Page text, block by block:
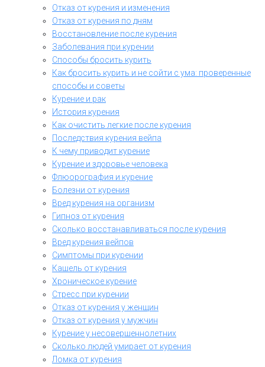
Отказ от курения и изменения
Отказ от курения по дням
Восстановление после курения
Заболевания при курении
Способы бросить курить
Как бросить курить и не сойти с ума: проверенные
способы и советы
Курение и рак
История курения
Как очистить легкие после курения
Последствия курения вейпа
К чему приводит курение
Курение и здоровье человека
Флюорография и курение
Болезни от курения
Вред курения на организм
Гипноз от курения
Сколько восстанавливаться после курения
Вред курения вейпов
Симптомы при курении
Кашель от курения
Хроническое курение
Стресс при курении
Отказ от курения у женщин
Отказ от курения у мужчин
Курение у несовершеннолетних
Сколько людей умирает от курения
Ломка от курения